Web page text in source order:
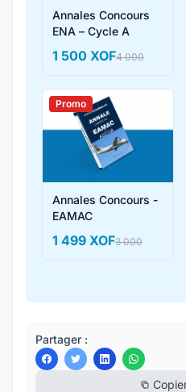
Annales Concours
ENA – Cycle A
1 500 XOF4 000
Promo
Annales Concours -
EAMAC
1 499 XOF3 000
Partager :